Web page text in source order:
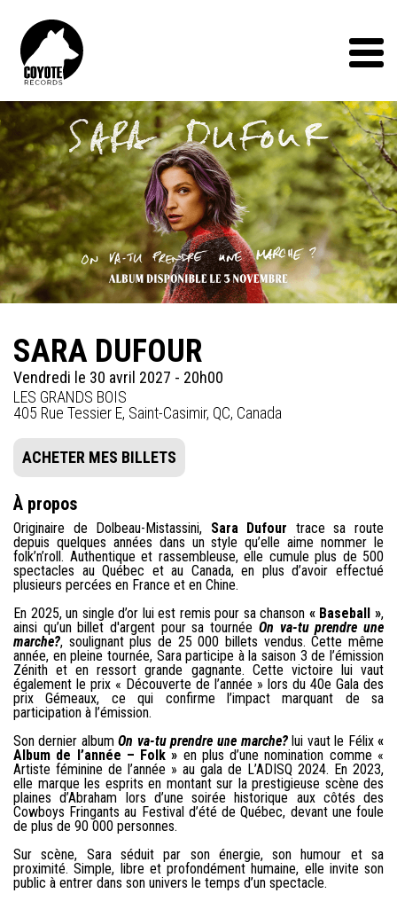
Records
Menu
SARA DUFOUR
Vendredi le 30 avril 2027 - 20h00
LES GRANDS BOIS
405 Rue Tessier E, Saint-Casimir, QC, Canada
ACHETER MES BILLETS
À propos
Originaire de Dolbeau-Mistassini, Sara Dufour trace sa route
depuis quelques années dans un style qu’elle aime nommer le
folk’n’roll. Authentique et rassembleuse, elle cumule plus de 500
spectacles au Québec et au Canada, en plus d’avoir effectué
plusieurs percées en France et en Chine.
En 2025, un single d’or lui est remis pour sa chanson « Baseball »,
ainsi qu’un billet d'argent pour sa tournée On va-tu prendre une
marche?, soulignant plus de 25 000 billets vendus. Cette même
année, en pleine tournée, Sara participe à la saison 3 de l’émission
Zénith et en ressort grande gagnante. Cette victoire lui vaut
également le prix « Découverte de l’année » lors du 40e Gala des
prix Gémeaux, ce qui confirme l’impact marquant de sa
participation à l’émission.
Son dernier albumOn va-tu prendre une marche?lui vaut le Félix«
Album de l’année – Folk » en plus d’une nomination comme «
Artiste féminine de l’année » au gala de L’ADISQ 2024. En 2023,
elle marque les esprits en montant sur la prestigieuse scène des
plaines d’Abraham lors d’une soirée historique aux côtés des
Cowboys Fringants au Festival d’été de Québec, devant une foule
de plus de 90 000 personnes.
Sur scène, Sara séduit par son énergie, son humour et sa
proximité. Simple, libre et profondément humaine, elle invite son
public à entrer dans son univers le temps d’un spectacle.